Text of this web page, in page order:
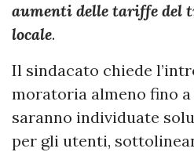
aumenti delle tariffe del
locale.
Il sindacato chiede
moratoria almeno fino
saranno individuate
per gli utenti,